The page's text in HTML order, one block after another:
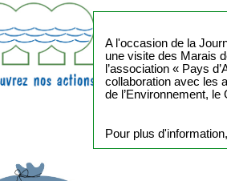
A l'occasion de la
une visite des Marais
l’association « Pays
collaboration avec les
de l’Environnement,
Pour plus